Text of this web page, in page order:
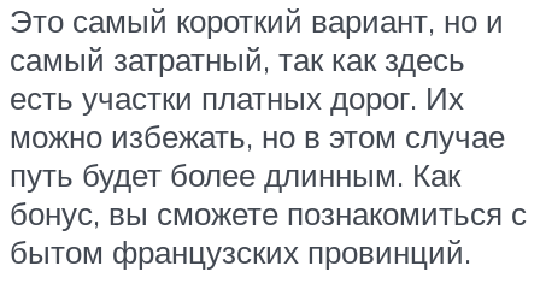
Это самый короткий вариант, но и
самый затратный, так как здесь
есть участки платных дорог. Их
можно избежать, но в этом случае
путь будет более длинным. Как
бонус, вы сможете познакомиться с
бытом французских провинций.